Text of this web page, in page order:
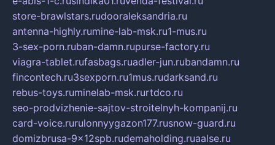
store-brawlstars.rudooraleksandria.ru
antenna-highly.rumine-lab-msk.ru1-mus.ru
3-sex-porn.ruban-damn.rupurse-factory.ru
viagra-tablet.rufasbags.ruadler-jun.rubandamn.ru
fincontech.ru3sexporn.ru1mus.rudarksand.ru
rebus-toys.ruminelab-msk.rurtdco.ru
seo-prodvizhenie-sajtov-stroitelnyh-kompanij.ru
card-voice.rurulonnyygazon177.rusnow-guard.ru
domizbrusa-9x12spb.rudemaholding.ruaalse.ru